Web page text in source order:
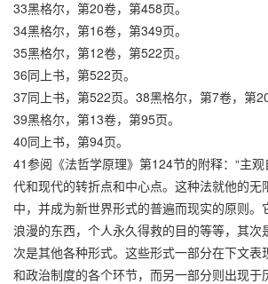
33黑格尔，第20卷，第458页。
34黑格尔，第16卷，第349页。
35黑格尔，第12卷，第522页。
36同上书，第522页。
37同上书，第522页。38黑格尔，第7卷，第
39黑格尔，第13卷，第95页。
40同上书，第94页。
41参阅《法哲学原理》第124节的附释：“主
代和现代的转折点和中心点。这种法就他的无
中，并成为新世界形式的普遍而现实的原则。
浪漫的东西，个人永久得救的目的等等，其次
次是其他各种形式。这些形式一部分在下文表
和政治制度的各个环节，而另一部分则出现于